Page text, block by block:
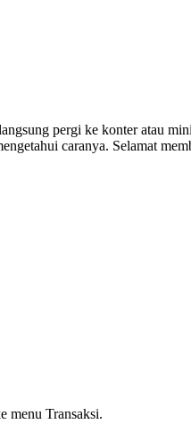
pergi ke konter atau
caranya. Selamat
menu Transaksi.